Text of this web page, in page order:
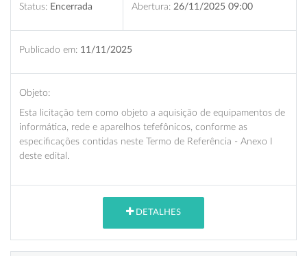
Status: Encerrada Abertura: 26/11/2025 09:00
Publicado em: 11/11/2025
Objeto:
Esta licitação tem como objeto a aquisição de equipamentos de
informática, rede e aparelhos tefefônicos, conforme as
especificações contidas neste Termo de Referência - Anexo I
deste edital.
DETALHES